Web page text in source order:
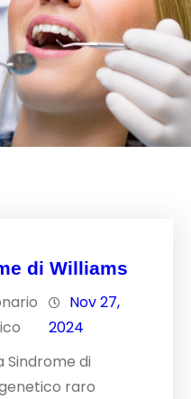
di Williams
Nov 27,
2024
Sindrome di
raro